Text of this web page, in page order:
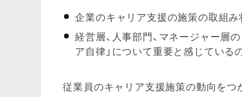
企業のキャリア支援の施策の取組み
経営層、人事部門、マネージャー層
ア自律」について重要と感じている
従業員のキャリア支援施策の動向を